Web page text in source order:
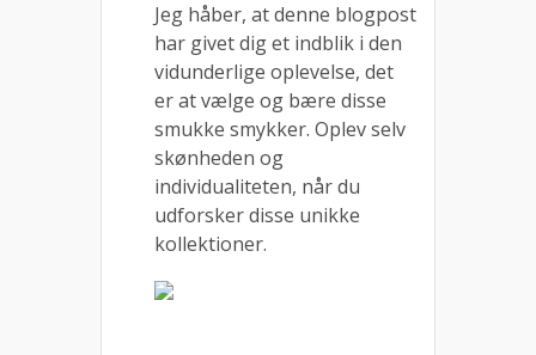
Jeg håber, at denne blogpost
har givet dig et indblik i den
vidunderlige oplevelse, det
er at vælge og bære disse
smukke smykker. Oplev selv
skønheden og
individualiteten, når du
udforsker disse unikke
kollektioner.